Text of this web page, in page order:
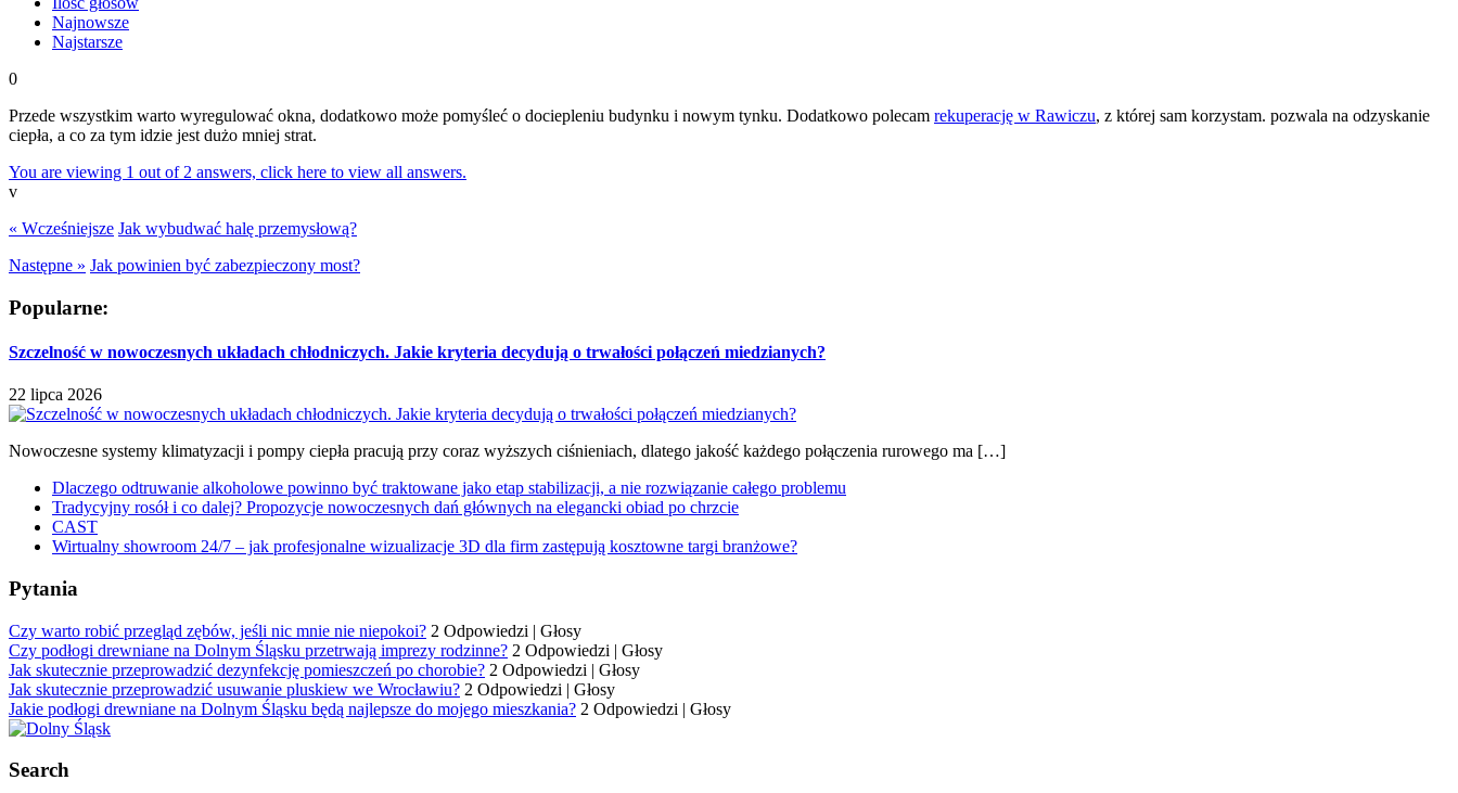
Najnowsze
Najstarsze
0
Przede wszystkim warto wyregulować okna, dodatkowo może pomyśleć o dociepleniu budynku i nowym tynku. Dodatkowo polecam rekuperację w Rawiczu, z której sam korzystam. pozwala na odzyskanie
ciepła, a co za tym idzie jest dużo mniej strat.
You are viewing 1 out of 2 answers, click here to view all answers.
v
« Wcześniejsze Jak wybudwać halę przemysłową?
Następne » Jak powinien być zabezpieczony most?
Popularne:
Szczelność w nowoczesnych układach chłodniczych. Jakie kryteria decydują o trwałości połączeń miedzianych?
22 lipca 2026
Nowoczesne systemy klimatyzacji i pompy ciepła pracują przy coraz wyższych ciśnieniach, dlatego jakość każdego połączenia rurowego ma […]
Dlaczego odtruwanie alkoholowe powinno być traktowane jako etap stabilizacji, a nie rozwiązanie całego problemu
Tradycyjny rosół i co dalej? Propozycje nowoczesnych dań głównych na elegancki obiad po chrzcie
CAST
Wirtualny showroom 24/7 – jak profesjonalne wizualizacje 3D dla firm zastępują kosztowne targi branżowe?
Pytania
Czy warto robić przegląd zębów, jeśli nic mnie nie niepokoi? 2 Odpowiedzi | Głosy
Czy podłogi drewniane na Dolnym Śląsku przetrwają imprezy rodzinne? 2 Odpowiedzi | Głosy
Jak skutecznie przeprowadzić dezynfekcję pomieszczeń po chorobie? 2 Odpowiedzi | Głosy
Jak skutecznie przeprowadzić usuwanie pluskiew we Wrocławiu? 2 Odpowiedzi | Głosy
Jakie podłogi drewniane na Dolnym Śląsku będą najlepsze do mojego mieszkania? 2 Odpowiedzi | Głosy
Search